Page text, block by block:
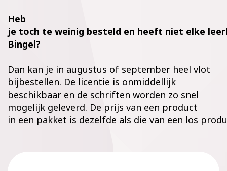
Heb
je toch te weinig besteld en heeft niet elke
Bingel?
Dan kan je in augustus of september heel vlot
bijbestellen. De licentie is onmiddellijk
beschikbaar en de schriften worden zo snel
mogelijk geleverd. De prijs van een product
in een pakket is dezelfde als die van een los